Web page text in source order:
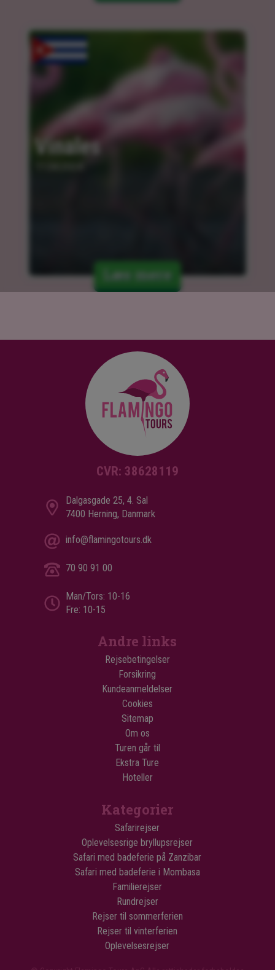
Vinales
Læs mere
CVR: 38628119
Dalgasgade 25, 4. Sal
7400 Herning, Danmark
info@flamingotours.dk
70 90 91 00
Man/Tors: 10-16
Fre: 10-15
Andre links
Rejsebetingelser
Forsikring
Kundeanmeldelser
Cookies
Sitemap
Om os
Turen går til
Ekstra Ture
Hoteller
Kategorier
Safarirejser
Oplevelsesrige bryllupsrejser
Safari med badeferie på Zanzibar
Safari med badeferie i Mombasa
Familierejser
Rundrejser
Rejser til sommerferien
Rejser til vinterferien
Oplevelsesrejser